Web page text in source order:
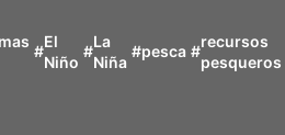
#
El
Niño
#
La
Niña
#pesca #
recursos
pesqueros